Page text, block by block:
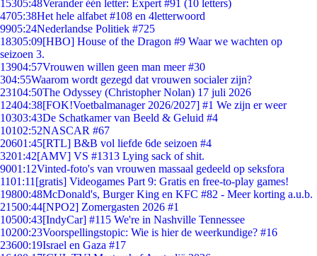
15305:48Verander één letter: Expert #91 (10 letters)
4705:38Het hele alfabet #108 en 4letterwoord
9905:24Nederlandse Politiek #725
18305:09[HBO] House of the Dragon #9 Waar we wachten op
seizoen 3.
13904:57Vrouwen willen geen man meer #30
304:55Waarom wordt gezegd dat vrouwen socialer zijn?
23104:50The Odyssey (Christopher Nolan) 17 juli 2026
12404:38[FOK!Voetbalmanager 2026/2027] #1 We zijn er weer
10303:43De Schatkamer van Beeld & Geluid #4
10102:52NASCAR #67
20601:45[RTL] B&B vol liefde 6de seizoen #4
3201:42[AMV] VS #1313 Lying sack of shit.
9001:12Vinted-foto's van vrouwen massaal gedeeld op seksfora
1101:11 [gratis] Videogames Part 9: Gratis en free-to-play games!
19800:48McDonald's, Burger King en KFC #82 - Meer korting a.u.b.
21500:44[NPO2] Zomergasten 2026 #1
10500:43[IndyCar] #115 We're in Nashville Tennessee
10200:23Voorspellingstopic: Wie is hier de weerkundige? #16
23600:19Israel en Gaza #17